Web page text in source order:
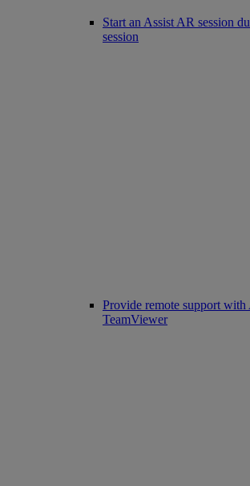
Start an Assist AR session
session
Provide remote support with
TeamViewer